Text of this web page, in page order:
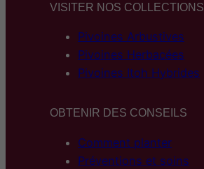
VISITER NOS COLLECTIONS
Pivoines Arbustives
Pivoines Herbacées
Pivoines Itoh Hybrides
OBTENIR DES CONSEILS
Comment planter
Préventions et soins